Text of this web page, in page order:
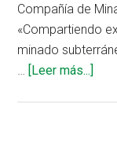
Compañía de
«Compartiendo
minado
… [Leer más...]